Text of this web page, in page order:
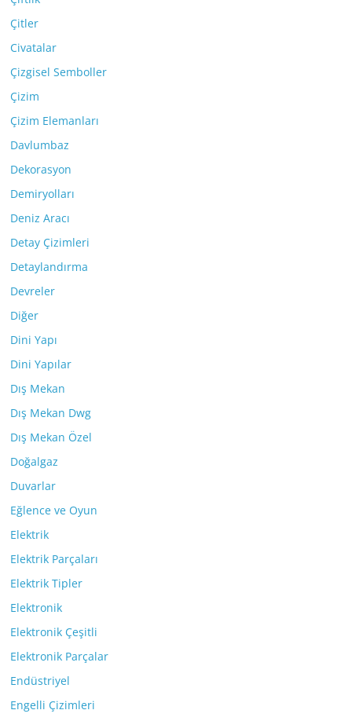
Çitler
Civatalar
Çizgisel Semboller
Çizim
Çizim Elemanları
Davlumbaz
Dekorasyon
Demiryolları
Deniz Aracı
Detay Çizimleri
Detaylandırma
Devreler
Diğer
Dini Yapı
Dini Yapılar
Dış Mekan
Dış Mekan Dwg
Dış Mekan Özel
Doğalgaz
Duvarlar
Eğlence ve Oyun
Elektrik
Elektrik Parçaları
Elektrik Tipler
Elektronik
Elektronik Çeşitli
Elektronik Parçalar
Endüstriyel
Engelli Çizimleri